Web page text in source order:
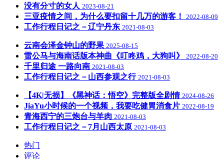
没有分寸的女人 2023-08-21
三亚疫情之间，为什么要扣留十几万的游客！ 2022-08-09
工作行程日记之－辽宁丹东 2021-08-03
云南会泽金钟山的野果 2025-08-15
雷公马与海南话版本神曲《叮咚鸡，大狗叫》 2022-08-20
千里归途 一路向南 2021-08-03
工作行程日记之－山西参观之行 2021-08-03
【4K|无损】《黑神话：悟空》完整版全剧情 2024-08-26
JiaYu小时候的一个视频，我要吃健胃消食片 2022-08-19
青海西宁的三炮台与羊肉 2021-08-03
工作行程日记之－7月山西太原 2021-08-03
热门
评论